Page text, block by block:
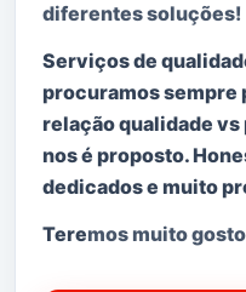
diferentes soluções!
Serviços de
procuramos sempre
relação qualidade
nos é proposto.
dedicados e muito
Teremos muito